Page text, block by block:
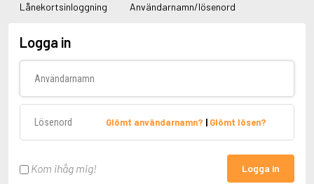
Lånekortsinloggning Användarnamn/lösenord
Logga in
Glömt användarnamn? | Glömt lösen?
Kom ihåg mig! Logga in